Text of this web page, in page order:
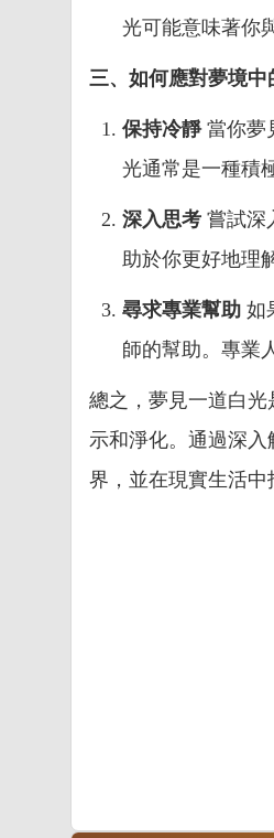
光可能意味著你
三、如何應對夢境中
保持冷靜當你夢
光通常是一種積
深入思考 嘗試深
助於你更好地理
尋求專業幫助 如
師的幫助。專業
總之，夢見一道白
示和淨化。通過深
界，並在現實生活中